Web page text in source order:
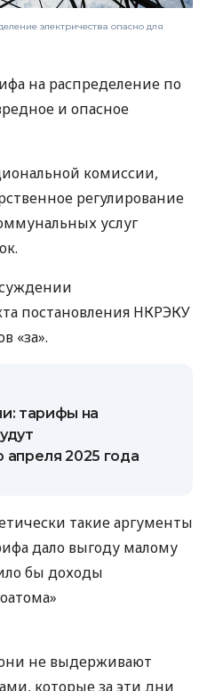
электричества опасно для
на распределение по
и опасное
комиссии,
регулирование
услуг
постановления НКРЭКУ
«за».
тарифы на
апреля 2025 года
такие аргументы
дало выгоду малому
бы доходы
не выдерживают
которые за эти дни